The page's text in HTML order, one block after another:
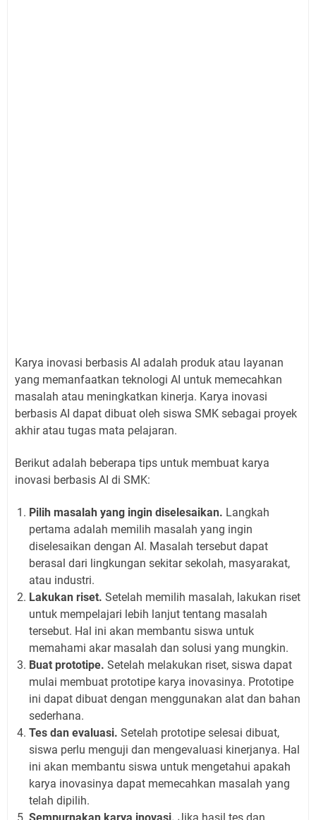
Karya inovasi berbasis AI adalah produk atau layanan
yang memanfaatkan teknologi AI untuk memecahkan
masalah atau meningkatkan kinerja. Karya inovasi
berbasis AI dapat dibuat oleh siswa SMK sebagai proyek
akhir atau tugas mata pelajaran.
Berikut adalah beberapa tips untuk membuat karya
inovasi berbasis AI di SMK:
Pilih masalah yang ingin diselesaikan. Langkah
pertama adalah memilih masalah yang ingin
diselesaikan dengan AI. Masalah tersebut dapat
berasal dari lingkungan sekitar sekolah, masyarakat,
atau industri.
Lakukan riset. Setelah memilih masalah, lakukan riset
untuk mempelajari lebih lanjut tentang masalah
tersebut. Hal ini akan membantu siswa untuk
memahami akar masalah dan solusi yang mungkin.
Buat prototipe. Setelah melakukan riset, siswa dapat
mulai membuat prototipe karya inovasinya. Prototipe
ini dapat dibuat dengan menggunakan alat dan bahan
sederhana.
Tes dan evaluasi. Setelah prototipe selesai dibuat,
siswa perlu menguji dan mengevaluasi kinerjanya. Hal
ini akan membantu siswa untuk mengetahui apakah
karya inovasinya dapat memecahkan masalah yang
telah dipilih.